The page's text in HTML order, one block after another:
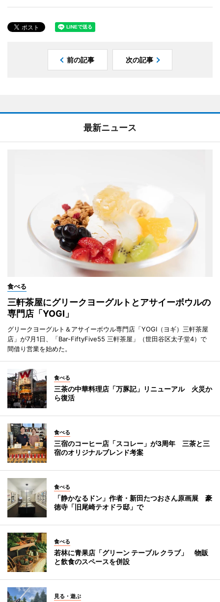
前の記事 次の記事
最新ニュース
食べる
三軒茶屋にグリークヨーグルトとアサイーボウルの
専門店「YOGI」
グリークヨーグルト＆アサイーボウル専門店「YOGI（ヨギ）三軒茶屋
店」が7月1日、「Bar-FiftyFive55 三軒茶屋」（世田谷区太子堂4）で
間借り営業を始めた。
食べる
三茶の中華料理店「万豚記」リニューアル 火災か
ら復活
食べる
三宿のコーヒー店「スコレー」が3周年 三茶と三
宿のオリジナルブレンド考案
食べる
「静かなるドン」作者・新田たつおさん原画展 豪
徳寺「旧尾崎テオドラ邸」で
食べる
若林に青果店「グリーン テーブル クラブ」 物販
と飲食のスペースを併設
見る・遊ぶ